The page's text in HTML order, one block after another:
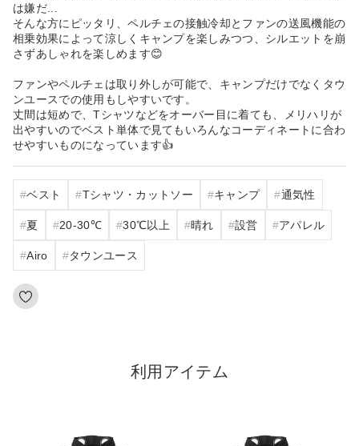
は嫌だ...
そんな方にピッタリ、ペルチェの接触冷却とファンの送風機能の
相乗効果によって涼しくキャンプを楽しみつつ、シルエットを崩
さずあしゃれを楽しめます😊
ファンやペルチェは取り外しが可能で、キャンプだけでなくタウ
ンユースでの使用もしやすいです。
丈間は短めで、Tシャツなどをオーバー目に着ても、メリハリが
出やすいのでベスト単体で見てもいろんなコーディネートに合わ
せやすいものになっています👍
ベスト Tシャツ・カットソー キャンプ 通気性
夏 20‐30℃ 30℃以上 晴れ 設営 アパレル
Airo タウンユース
利用アイテム